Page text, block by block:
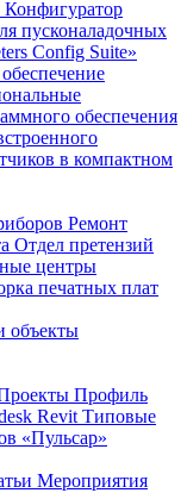
Конфигуратор
пусконаладочных
Config Suite»
обеспечения
в компактном
Ремонт
Отдел претензий
центры
печатных плат
объекты
Профиль
Revit Типовые
«Пульсар»
Мероприятия